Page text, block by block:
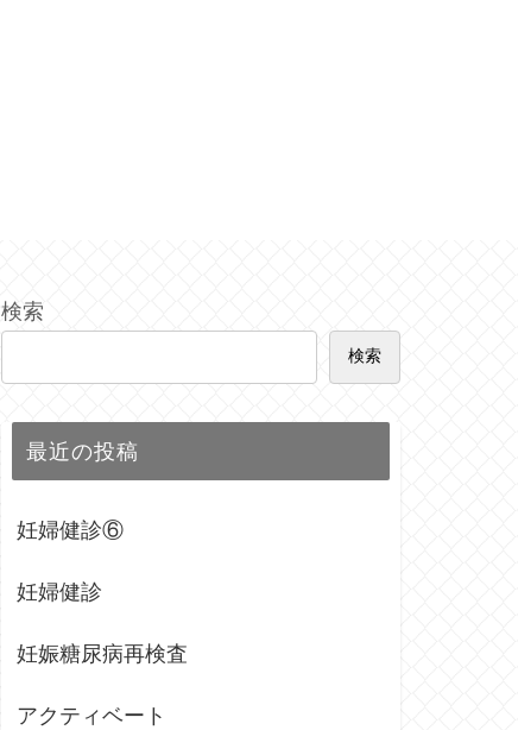
検索
検索
最近の投稿
妊婦健診⑥
妊婦健診
妊娠糖尿病再検査
アクティベート